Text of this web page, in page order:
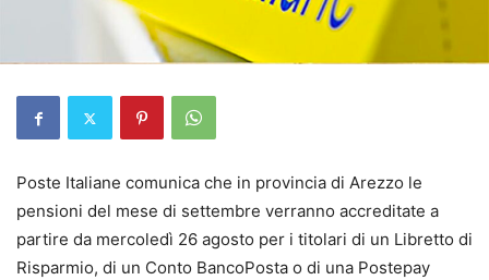
Poste Italiane comunica che in provincia di Arezzo le
pensioni del mese di settembre verranno accreditate a
partire da mercoledì 26 agosto per i titolari di un Libretto di
Risparmio, di un Conto BancoPosta o di una Postepay